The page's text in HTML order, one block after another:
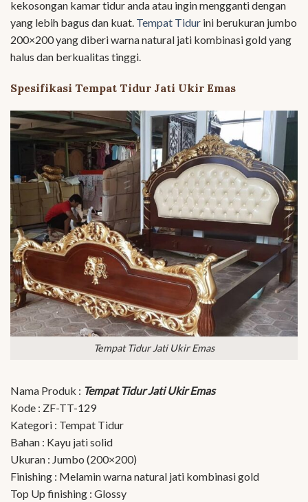
kekosongan kamar tidur anda atau ingin mengganti dengan
yang lebih bagus dan kuat. Tempat Tidur ini berukuran jumbo
200×200 yang diberi warna natural jati kombinasi gold yang
halus dan berkualitas tinggi.
Spesifikasi Tempat Tidur Jati Ukir Emas
Tempat Tidur Jati Ukir Emas
Nama Produk : Tempat Tidur Jati Ukir Emas
Kode : ZF-TT-129
Kategori : Tempat Tidur
Bahan : Kayu jati solid
Ukuran : Jumbo (200×200)
Finishing : Melamin warna natural jati kombinasi gold
Top Up finishing : Glossy